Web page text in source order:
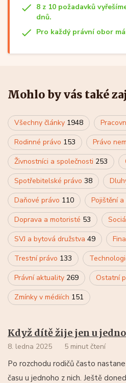
8 z 10 požadavků
dnů.
Pro každý právní obor
Mohlo by vás také
Všechny články 1948
Rodinné právo 153 Právo
Živnostníci a společnosti 253
Spotřebitelské právo 38
Daňové právo 110 Pojištění
Doprava a motoristé 53
SVJ a bytová družstva 49
Trestní právo 133
Právní aktuality 269 Ostatní
Zmínky v médiích 151
Když dítě žije jen u
8. ledna 2025 5 minut čtení
Po rozchodu rodičů často
času u jednoho z nich. Ještě